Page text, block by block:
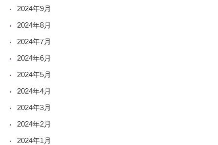
2024年9月
2024年8月
2024年7月
2024年6月
2024年5月
2024年4月
2024年3月
2024年2月
2024年1月